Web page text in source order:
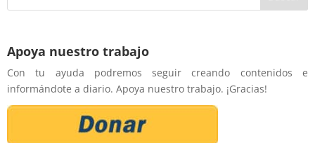
Apoya nuestro trabajo
Con tu ayuda podremos seguir creando contenidos e
informándote a diario. Apoya nuestro trabajo. ¡Gracias!